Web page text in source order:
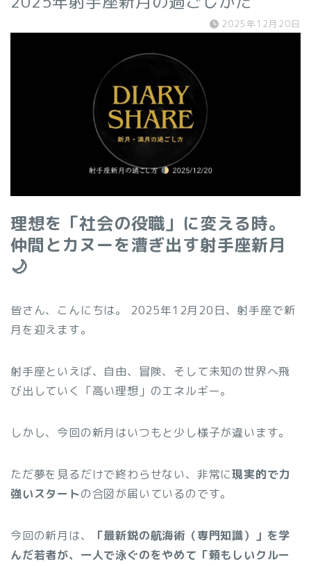
2025年12月20日
理想を「社会の役職」に変える時。
仲間とカヌーを漕ぎ出す射手座新月
🌙
皆さん、こんにちは。 2025年12月20日、射手座で新
月を迎えます。
射手座といえば、自由、冒険、そして未知の世界へ飛
び出していく「高い理想」のエネルギー。
しかし、今回の新月はいつもと少し様子が違います。
ただ夢を見るだけで終わらせない、非常に現実的で力
強いスタートの合図が届いているのです。
今回の新月は、
「最新鋭の航海術（専門知識）」を学
んだ若者が、一人で泳ぐのをやめて「頼もしいクルー